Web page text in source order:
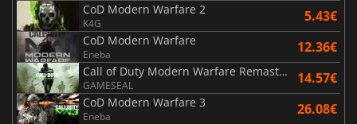
CoD Modern Warfare 2
K4G 5.43€
CoD Modern Warfare
Eneba 12.36€
Call of Duty Modern Warfare Remastered
GAMESEAL 14.57€
CoD Modern Warfare 3
Eneba 26.08€